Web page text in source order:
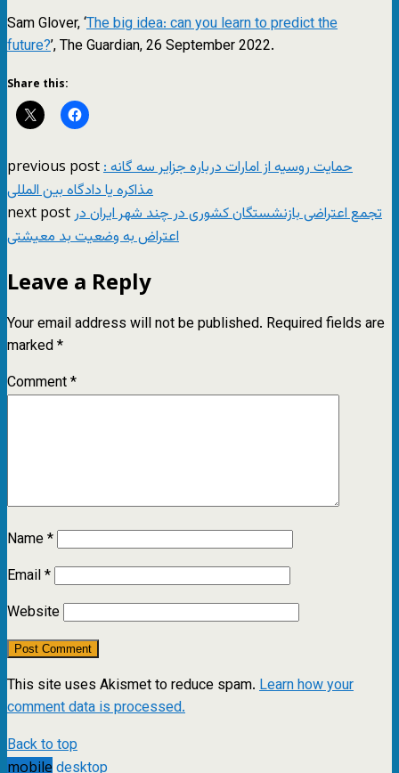
Sam Glover, ‘The big idea: can you learn to predict the
future?’,The Guardian, 26 September 2022.
Share this:
previous postحمایت روسیه از امارات درباره جزایر سه گانه :
مذاکره یا دادگاه بین المللی
next post تجمع اعتراضی بازنشستگان کشوری در چند شهر ایران در
اعتراض به وضعیت بد معیشتی
Leave a Reply
Your email address will not be published. Required fields are
marked*
Comment*
Name*
Email*
Website
This site uses Akismet to reduce spam. Learn how your
comment data is processed.
Back to top
mobile